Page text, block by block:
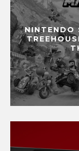
NINTENDO